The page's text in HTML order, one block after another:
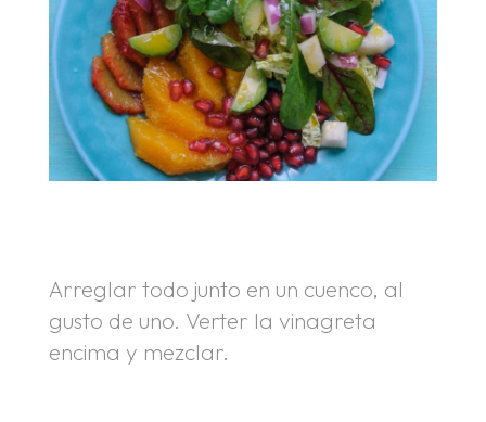
Arreglar todo junto en un cuenco, al
gusto de uno. Verter la vinagreta
encima y mezclar.